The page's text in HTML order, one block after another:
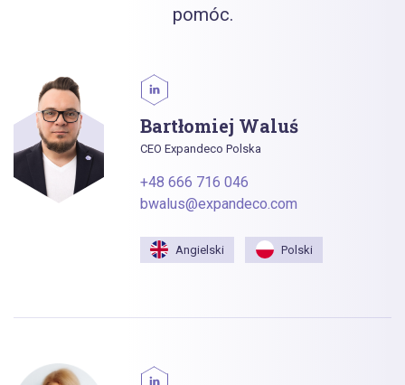
pomóc.
Bartłomiej Waluś
CEO Expandeco Polska
+48 666 716 046
bwalus@expandeco.com
Angielski Polski